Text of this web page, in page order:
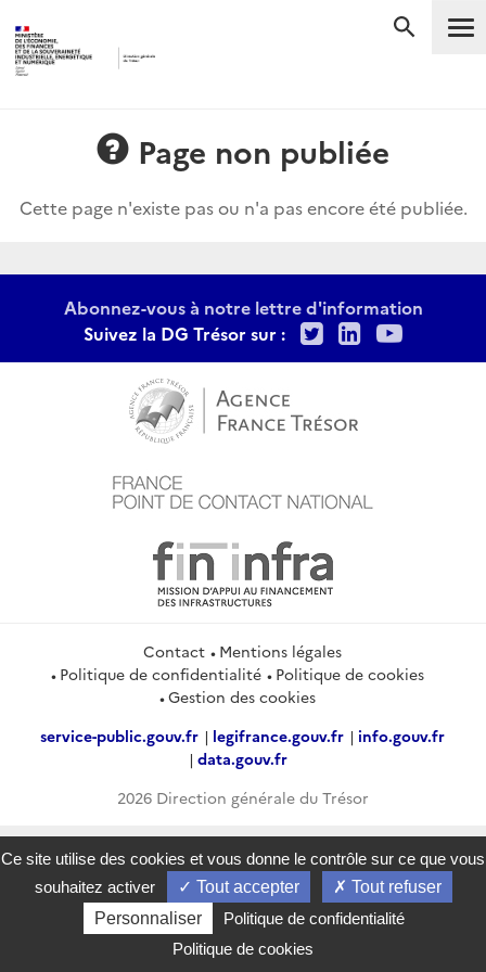
Page non publiée
Cette page n'existe pas ou n'a pas encore été publiée.
Abonnez-vous à notre lettre d'information
Suivez la DG Trésor sur :
TwitterLinkedIn
Contact
Mentions légales
Politique de confidentialité
Politique de cookies
Gestion des cookies
service-public.gouv.fr
legifrance.gouv.fr
info.gouv.fr
data.gouv.fr
2026 Direction générale du Trésor
Ce site utilise des cookies et vous donne le contrôle sur ce que vous
souhaitez activer
Tout accepter
Tout refuser
Personnaliser
Politique de confidentialité
Politique de cookies